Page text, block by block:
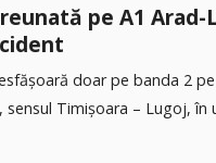
pe A1 Arad-
doar pe banda 2
sensul Timişoara – Lugoj, în